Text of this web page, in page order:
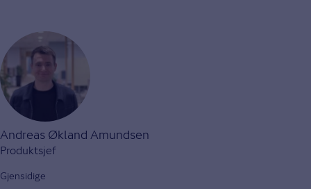
Andreas Økland Amundsen
Produktsjef
Gjensidige